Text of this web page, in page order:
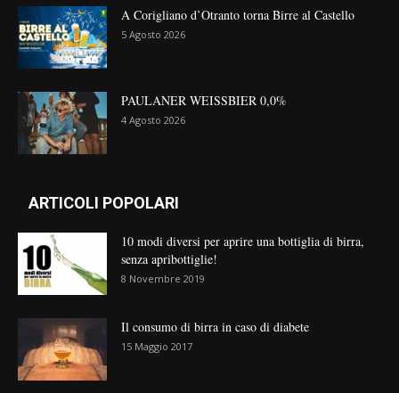
A Corigliano d’Otranto torna Birre al Castello
5 Agosto 2026
PAULANER WEISSBIER 0,0%
4 Agosto 2026
ARTICOLI POPOLARI
10 modi diversi per aprire una bottiglia di birra,
senza apribottiglie!
8 Novembre 2019
Il consumo di birra in caso di diabete
15 Maggio 2017